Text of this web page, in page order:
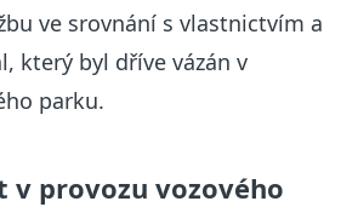
ve srovnání s vlastnictvím a
který byl dříve vázán v
parku.
v provozu vozového